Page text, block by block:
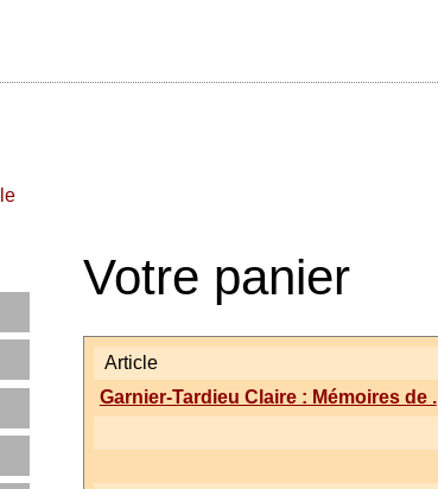
Votre panier
Article
Garnier-Tardieu Claire : Mémoires de .